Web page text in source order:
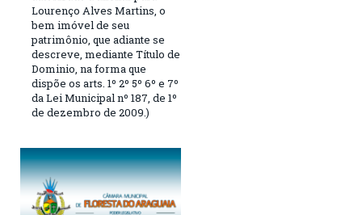
Lourenço Alves Martins, o
bem imóvel de seu
patrimônio, que adiante se
descreve, mediante Título de
Dominio, na forma que
dispõe os arts. 1º 2º 5º 6º e 7º
da Lei Municipal nº 187, de 1º
de dezembro de 2009.)